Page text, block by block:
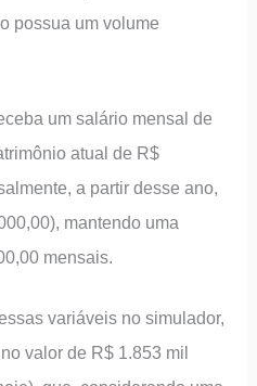
possua um volume
um salário mensal de
atual de R$
a partir desse ano,
mantendo uma
mensais.
variáveis no simulador,
valor de R$ 1.853 mil